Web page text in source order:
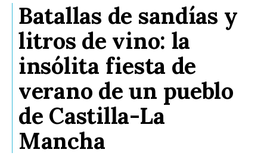
Batallas de sandías y
litros de vino: la
insólita fiesta de
verano de un pueblo
de Castilla-La
Mancha